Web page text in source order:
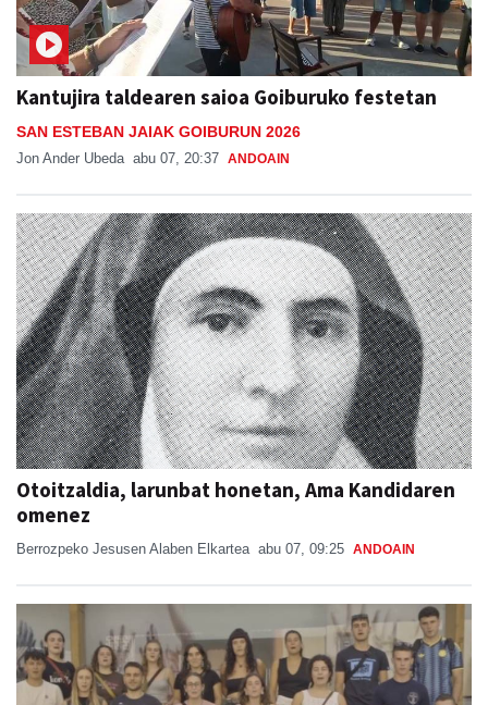
Kantujira taldearen saioa Goiburuko festetan
SAN ESTEBAN JAIAK GOIBURUN 2026
Jon Ander Ubeda abu 07, 20:37 ANDOAIN
Otoitzaldia, larunbat honetan, Ama Kandidaren
omenez
Berrozpeko Jesusen Alaben Elkartea abu 07, 09:25 ANDOAIN